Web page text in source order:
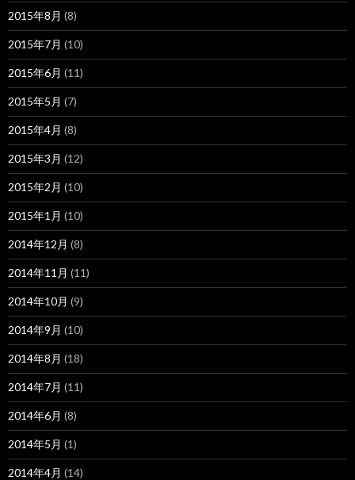
2015年8月 (8)
2015年7月 (10)
2015年6月 (11)
2015年5月 (7)
2015年4月 (8)
2015年3月 (12)
2015年2月 (10)
2015年1月 (10)
2014年12月 (8)
2014年11月 (11)
2014年10月 (9)
2014年9月 (10)
2014年8月 (18)
2014年7月 (11)
2014年6月 (8)
2014年5月 (1)
2014年4月 (14)